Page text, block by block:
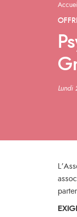
Accueil
Lundi